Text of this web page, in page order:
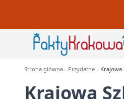
Strona główna Przydatne Krajowa
Krajowa